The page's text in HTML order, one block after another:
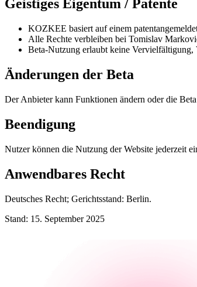
Geistiges Eigentum / Patente
KOZKEE basiert auf einem
Alle Rechte verbleiben bei Tomislav
Beta-Nutzung erlaubt keine
Änderungen der Beta
Der Anbieter kann Funktionen ändern oder die
Beendigung
Nutzer können die Nutzung der Website jederzeit
Anwendbares Recht
Deutsches Recht; Gerichtsstand: Berlin.
Stand: 15. September 2025